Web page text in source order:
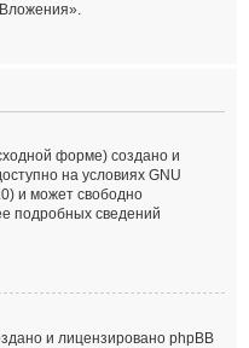
форме) создано и
на условиях GNU
и может свободно
подробных сведений
и лицензировано phpBB